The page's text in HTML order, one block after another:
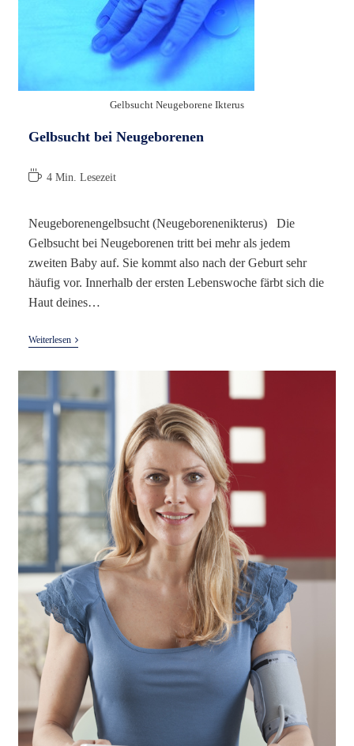
Gelbsucht Neugeborene Ikterus
Gelbsucht bei Neugeborenen
Lesedauer:
4 Min. Lesezeit
Neugeborenengelbsucht (Neugeborenenikterus) Die
Gelbsucht bei Neugeborenen tritt bei mehr als jedem
zweiten Baby auf. Sie kommt also nach der Geburt sehr
häufig vor. Innerhalb der ersten Lebenswoche färbt sich die
Haut deines…
WeiterlesenGelbsucht